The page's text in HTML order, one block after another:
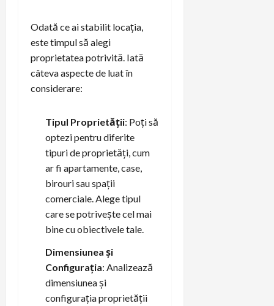
Odată ce ai stabilit locația,
este timpul să alegi
proprietatea potrivită. Iată
câteva aspecte de luat în
considerare:
Tipul Proprietății: Poți să
optezi pentru diferite
tipuri de proprietăți, cum
ar fi apartamente, case,
birouri sau spații
comerciale. Alege tipul
care se potrivește cel mai
bine cu obiectivele tale.
Dimensiunea și
Configurația: Analizează
dimensiunea și
configurația proprietății